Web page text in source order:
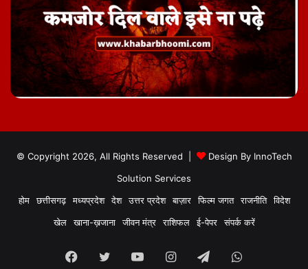
© Copyright 2026, All Rights Reserved | Design By InnoTech
Solution Services
होम
छत्तीसगढ़ मध्यप्रदेश देश उत्तर प्रदेश बाज़ार फिल्म जगत राजनीति
विदेश
खेल
खाना-ख़जाना जीवन मंत्र राशिफल ई-पेपर संपर्क करें
Facebook
TwitterYouTubeInstagram
TelegramWhatsApp